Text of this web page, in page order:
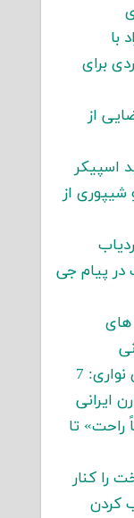
با
برای
از
اسپیکر
شیپوری از
در پیام جی
های
نورپردازی مخفی با ال ای دی نواری: 7
ایرانی
راحت» تا
سخت را کنار
کردن